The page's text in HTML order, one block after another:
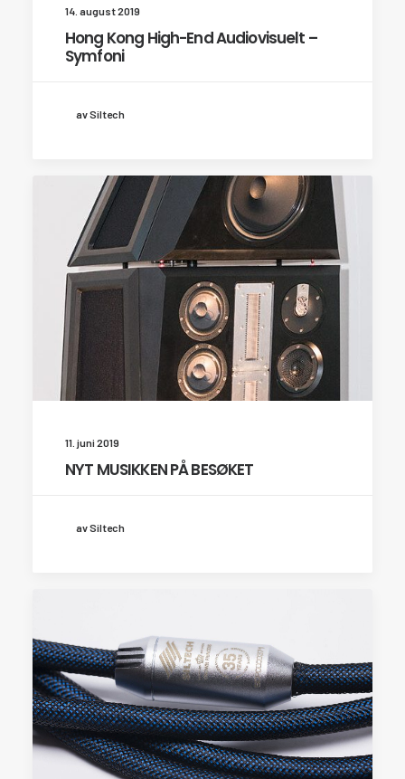
14. august 2019
Hong Kong High-End Audiovisuelt –
Symfoni
av Siltech
11. juni 2019
NYT MUSIKKEN PÅ BESØKET
av Siltech